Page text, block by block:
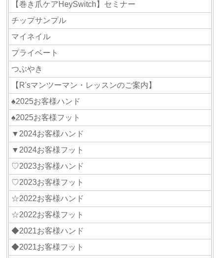
【巻き爪ケアHeySwitch】セミナー
チップサンプル
マイネイル
プライベート
つぶやき
【R'sマンツーマン・レッスンのご案内】
♠2025お客様ハンド
♠2025お客様フット
▼2024お客様ハンド
▼2024お客様フット
♡2023お客様ハンド
♡2023お客様フット
☆2022お客様ハンド
☆2022お客様フット
◆2021お客様ハンド
◆2021お客様フット